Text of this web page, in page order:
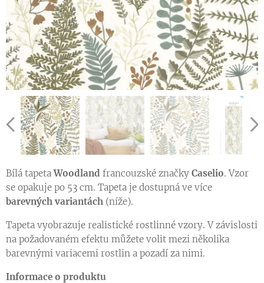
Bílá tapetaWoodland francouzské značky Caselio. Vzor
se opakuje po 53 cm. Tapeta je dostupná ve více
barevných variantách (níže).
Tapeta vyobrazuje realistické rostlinné vzory. V závislosti
na požadovaném efektu můžete volit mezi několika
barevnými variacemi rostlin a pozadí za nimi.
Informace o produktu